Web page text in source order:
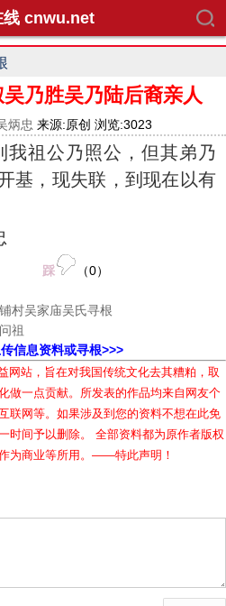
线 cnwu.net
乃胜吴乃陆后裔亲人
炳忠 来源:原创 浏览:3023
祖公乃照公，但其弟乃
基，现失联，到现在以有
踩 （0）
村吴家庙吴氏寻根
祖
信息资料或寻根>>>
网站，旨在对我国传统文化去其糟粕，取
做一点贡献。所发表的作品均来自网友个
联网等。如果涉及到您的资料不想在此免
时间予以删除。 全部资料都为原作者版权
为商业等所用。——特此声明！